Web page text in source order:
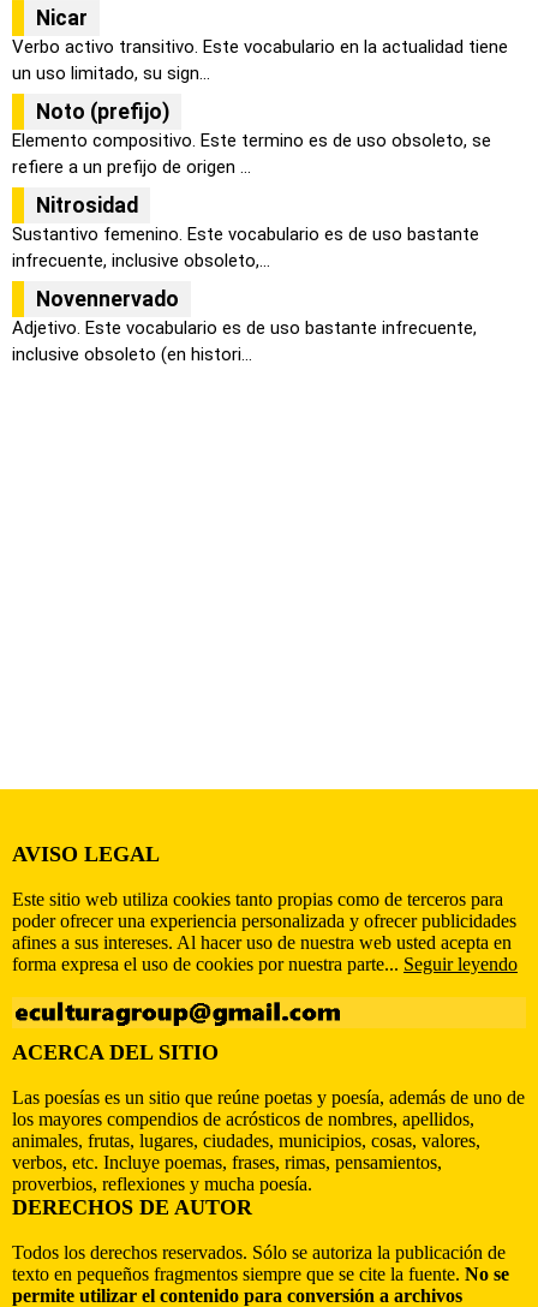
Nicar
Verbo activo transitivo. Este vocabulario en la actualidad tiene
un uso limitado, su sign...
Noto (prefijo)
Elemento compositivo. Este termino es de uso obsoleto, se
refiere a un prefijo de origen ...
Nitrosidad
Sustantivo femenino. Este vocabulario es de uso bastante
infrecuente, inclusive obsoleto,...
Novennervado
Adjetivo. Este vocabulario es de uso bastante infrecuente,
inclusive obsoleto (en histori...
AVISO LEGAL
Este sitio web utiliza cookies tanto propias como de terceros para
poder ofrecer una experiencia personalizada y ofrecer publicidades
afines a sus intereses. Al hacer uso de nuestra web usted acepta en
forma expresa el uso de cookies por nuestra parte... Seguir leyendo
ACERCA DEL SITIO
Las poesías es un sitio que reúne poetas y poesía, además de uno de
los mayores compendios de acrósticos de nombres, apellidos,
animales, frutas, lugares, ciudades, municipios, cosas, valores,
verbos, etc. Incluye poemas, frases, rimas, pensamientos,
proverbios, reflexiones y mucha poesía.
DERECHOS DE AUTOR
Todos los derechos reservados. Sólo se autoriza la publicación de
texto en pequeños fragmentos siempre que se cite la fuente. No se
permite utilizar el contenido para conversión a archivos